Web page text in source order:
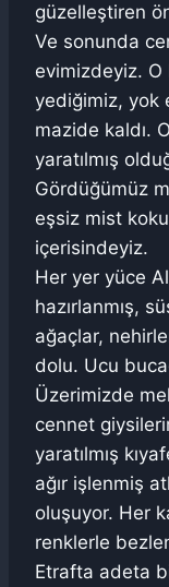
güzelleştiren
Ve sonunda
evimizdeyiz. O
yediğimiz, yok
mazide kaldı.
yaratılmış
Gördüğümüz
eşsiz mist
içerisindeyiz.
Her yer yüce
hazırlanmış,
ağaçlar,
dolu. Ucu
Üzerimizde
cennet
yaratılmış
ağır işlenmiş
oluşuyor. Her
renklerle
Etrafta adeta